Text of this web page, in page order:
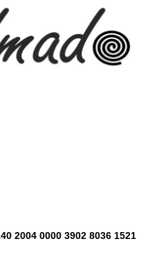
2004 0000 3902 8036 1521